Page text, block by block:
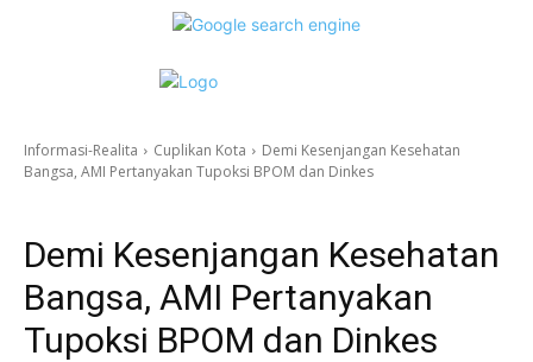
Informasi-Realita Cuplikan Kota
Demi Kesenjangan Kesehatan
Bangsa, AMI Pertanyakan Tupoksi BPOM dan Dinkes
Demi Kesenjangan Kesehatan
Bangsa, AMI Pertanyakan
Tupoksi BPOM dan Dinkes